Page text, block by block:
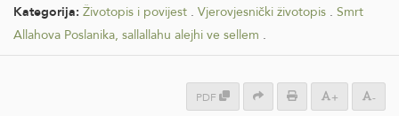
Kategorija: Životopis i povijest . Vjerovjesnički životopis . Smrt
Allahova Poslanika, sallallahu alejhi ve sellem .
PDF + -